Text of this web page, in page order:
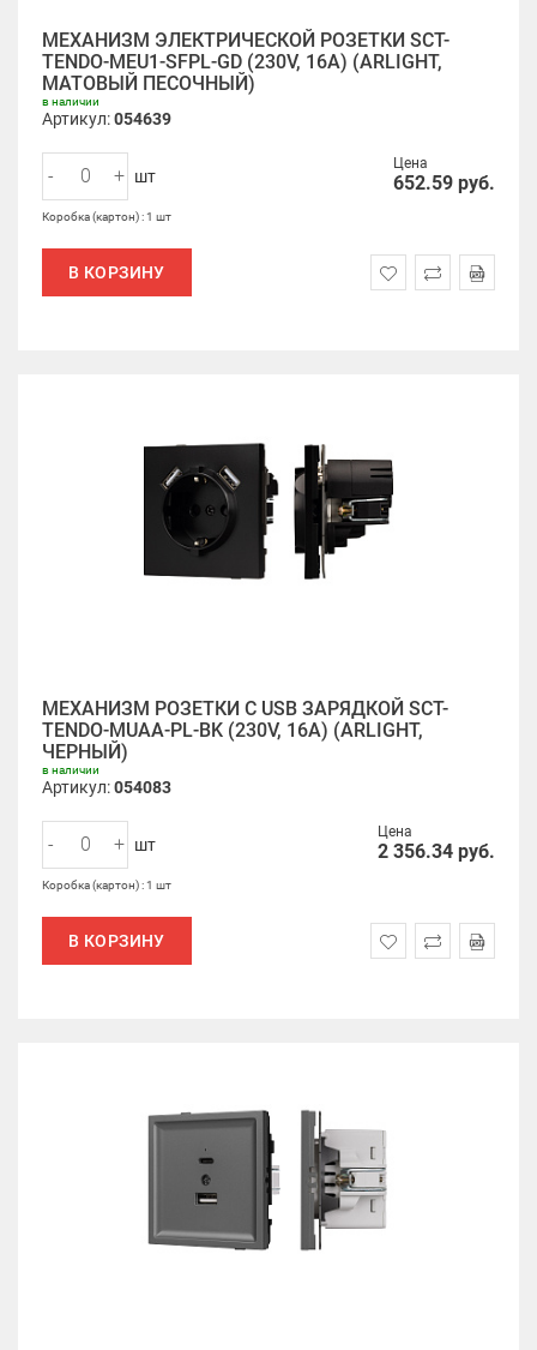
МЕХАНИЗМ ЭЛЕКТРИЧЕСКОЙ РОЗЕТКИ SCT-
TENDO-MEU1-SFPL-GD (230V, 16A) (ARLIGHT,
МАТОВЫЙ ПЕСОЧНЫЙ)
в наличии
Артикул:054639
Цена
652.59 руб.
- + шт
Коробка (картон) : 1 шт
В КОРЗИНУ
МЕХАНИЗМ РОЗЕТКИ С USB ЗАРЯДКОЙ SCT-
TENDO-MUAA-PL-BK (230V, 16A) (ARLIGHT,
ЧЕРНЫЙ)
в наличии
Артикул:054083
Цена
2 356.34 руб.
- + шт
Коробка (картон) : 1 шт
В КОРЗИНУ